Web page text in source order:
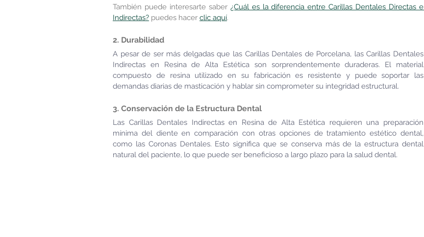
También puede interesarte saber ¿Cuál es la diferencia entre Carillas Dentales Directas e
Indirectas? puedes hacer clic aquí.
2. Durabilidad
A pesar de ser más delgadas que las Carillas Dentales de Porcelana, las Carillas Dentales
Indirectas en Resina de Alta Estética son sorprendentemente duraderas. El material
compuesto de resina utilizado en su fabricación es resistente y puede soportar las
demandas diarias de masticación y hablar sin comprometer su integridad estructural.
3. Conservación de la Estructura Dental
Las Carillas Dentales Indirectas en Resina de Alta Estética requieren una preparación
mínima del diente en comparación con otras opciones de tratamiento estético dental,
como las Coronas Dentales. Esto significa que se conserva más de la estructura dental
natural del paciente, lo que puede ser beneficioso a largo plazo para la salud dental.